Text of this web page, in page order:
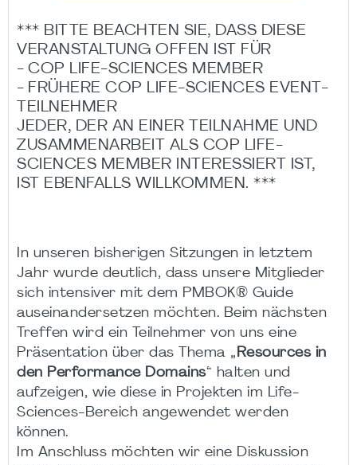
*** BITTE BEACHTEN SIE, DASS DIESE
VERANSTALTUNG OFFEN IST FÜR
- COP LIFE-SCIENCES MEMBER
- FRÜHERE COP LIFE-SCIENCES EVENT-
TEILNEHMER
JEDER, DER AN EINER TEILNAHME UND
ZUSAMMENARBEIT ALS COP LIFE-
SCIENCES MEMBER INTERESSIERT IST,
IST EBENFALLS WILLKOMMEN. ***
In unseren bisherigen Sitzungen in letztem
Jahr wurde deutlich, dass unsere Mitglieder
sich intensiver mit dem PMBOK® Guide
auseinandersetzen möchten. Beim nächsten
Treffen wird ein Teilnehmer von uns eine
Präsentation über das Thema „ Resources in
den Performance Domains“ halten und
aufzeigen, wie diese in Projekten im Life-
Sciences-Bereich angewendet werden
können.
Im Anschluss möchten wir eine Diskussion